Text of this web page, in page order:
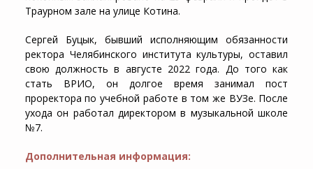
Траурном зале на улице Котина.
Сергей Буцык, бывший исполняющим обязанности
ректора Челябинского института культуры, оставил
свою должность в августе 2022 года. До того как
стать ВРИО, он долгое время занимал пост
проректора по учебной работе в том же ВУЗе. После
ухода он работал директором в музыкальной школе
№7.
Дополнительная информация: